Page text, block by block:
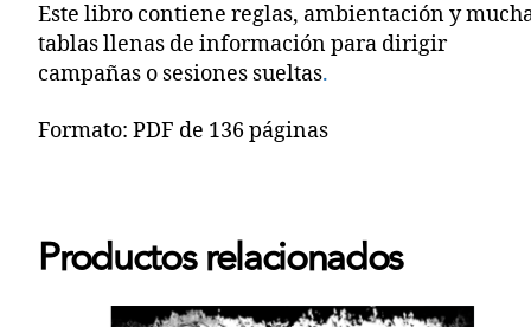
Este libro contiene reglas, ambientación y
tablas llenas de información para dirigir
campañas o sesiones sueltas.
Formato: PDF de 136 páginas
Productos relacionados